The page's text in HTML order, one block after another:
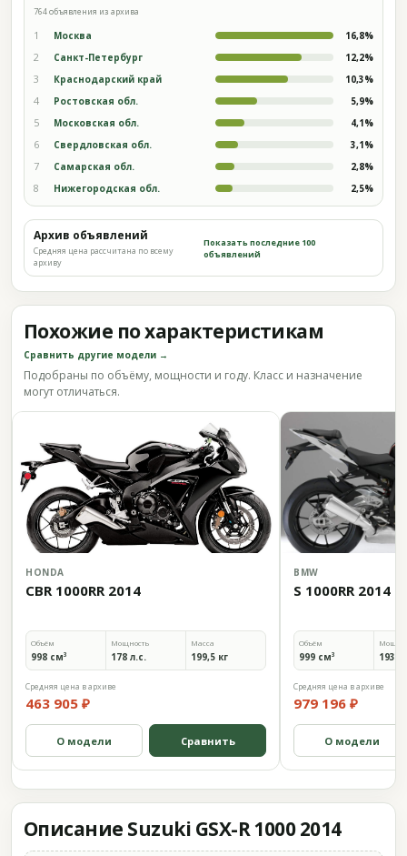
764 объявления из архива
1 Москва 16,8%
2 Санкт-Петербург 12,2%
3 Краснодарский край 10,3%
4 Ростовская обл. 5,9%
5 Московская обл. 4,1%
6 Свердловская обл. 3,1%
7 Самарская обл. 2,8%
8 Нижегородская обл. 2,5%
Архив объявлений
Средняя цена рассчитана по всему
архиву
Показать последние 100
объявлений
Похожие по характеристикам
Сравнить другие модели →
Подобраны по объёму, мощности и году. Класс и назначение
могут отличаться.
HONDA
CBR 1000RR 2014
Объём
998 см³
Мощность
178 л.с.
Масса
199,5 кг
Средняя цена в архиве
463 905 ₽
О модели Сравнить
BMW
S 1000RR 2014
Объём
999 см³ 193
Средняя цена в архиве
979 196 ₽
О модели
Описание Suzuki GSX-R 1000 2014